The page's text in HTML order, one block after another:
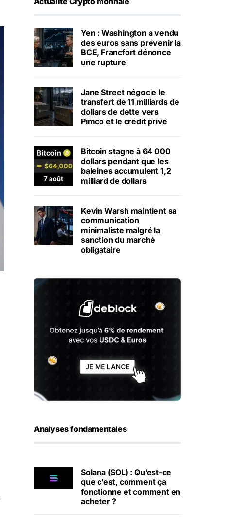
Yen : Washington a vendu
des euros sans prévenir la
BCE, Francfort dénonce
une rupture
Jane Street négocie le
transfert de 11 milliards de
dollars de dette vers
Pimco et le crédit privé
Bitcoin stagne à 64 000
dollars pendant que les
baleines accumulent 1,2
milliard de dollars
Kevin Warsh maintient sa
communication
minimaliste malgré la
sanction du marché
obligataire
Analyses fondamentales
Solana (SOL) : Qu’est-ce
que c’est, comment ça
fonctionne et comment en
acheter ?